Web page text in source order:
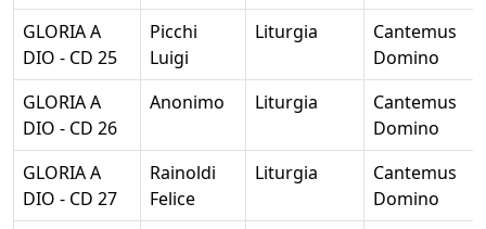
GLORIA A
DIO - CD 25
Picchi
Luigi
Liturgia
Cantemus
Domino
GLORIA A
DIO - CD 26
Anonimo Liturgia
Cantemus
Domino
GLORIA A
DIO - CD 27
Rainoldi
Felice
Liturgia
Cantemus
Domino